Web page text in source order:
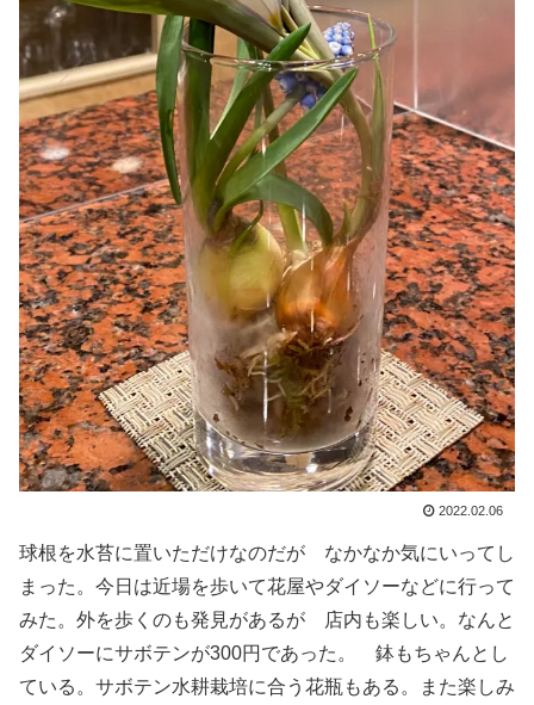
2022.02.06
球根を水苔に置いただけなのだが なかなか気にいってし
まった。今日は近場を歩いて花屋やダイソーなどに行って
みた。外を歩くのも発見があるが 店内も楽しい。なんと
ダイソーにサボテンが300円であった。 鉢もちゃんとし
ている。サボテン水耕栽培に合う花瓶もある。また楽しみ